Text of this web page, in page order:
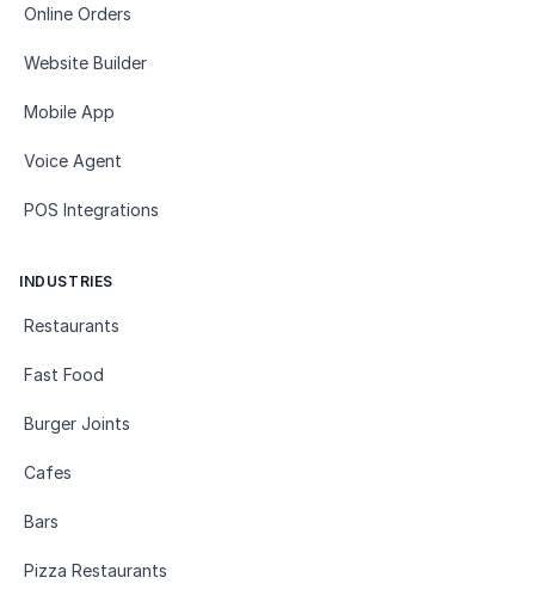
Online Orders
Website Builder
Mobile App
Voice Agent
POS Integrations
INDUSTRIES
Restaurants
Fast Food
Burger Joints
Cafes
Bars
Pizza Restaurants